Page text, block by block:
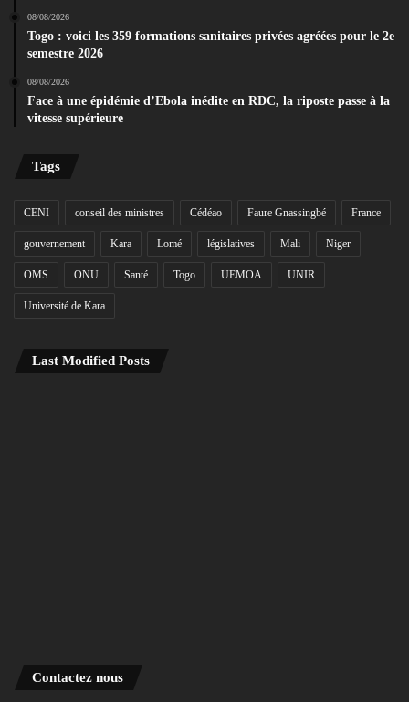
08/08/2026
Togo : voici les 359 formations sanitaires privées agréées pour le 2e
semestre 2026
08/08/2026
Face à une épidémie d’Ebola inédite en RDC, la riposte passe à la
vitesse supérieure
Tags
CENI conseil des ministres Cédéao Faure Gnassingbé France
gouvernement Kara Lomé législatives Mali Niger
OMS ONU Santé Togo UEMOA UNIR
Université de Kara
Last Modified Posts
Contactez nous